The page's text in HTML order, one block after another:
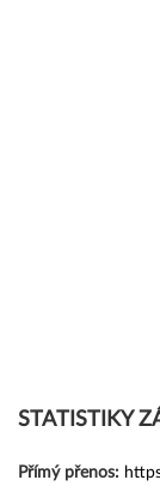
STATISTIKY
Přímý přenos: